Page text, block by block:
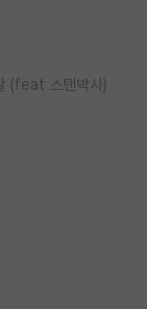
(feat 스탠박사)